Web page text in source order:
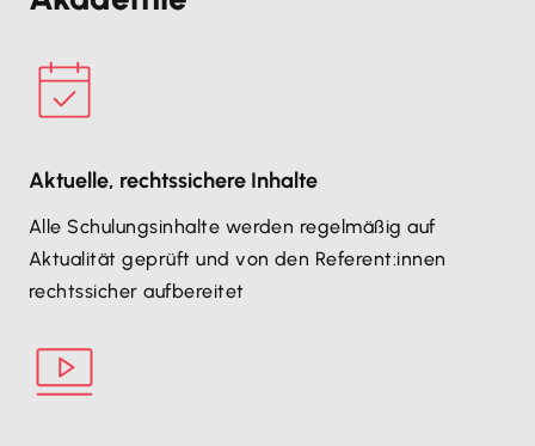
Aktuelle, rechtssichere Inhalte
Alle Schulungsinhalte werden regelmäßig auf
Aktualität geprüft und von den Referent:innen
rechtssicher aufbereitet